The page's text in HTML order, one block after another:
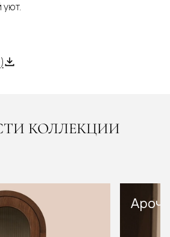
КОЛЛЕКЦИИ